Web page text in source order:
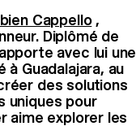
Cappello,
Diplômé de
avec lui une
Guadalajara, au
des solutions
uniques pour
aime explorer les